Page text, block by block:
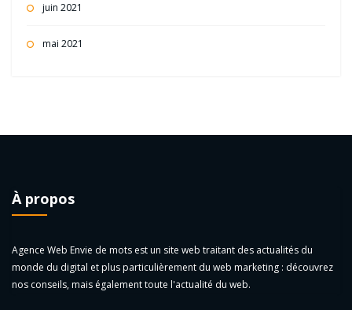
juin 2021
mai 2021
À propos
Agence Web Envie de mots est un site web traitant des actualités du
monde du digital et plus particulièrement du web marketing : découvrez
nos conseils, mais également toute l'actualité du web.